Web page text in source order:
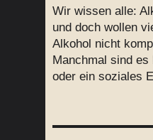
Wir wissen alle:
und doch wollen
Alkohol nicht
Manchmal sind
oder ein soziales